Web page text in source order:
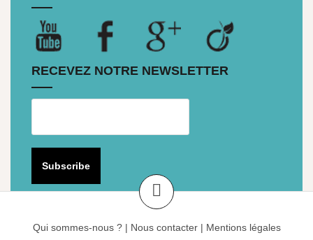
RECEVEZ NOTRE NEWSLETTER
Qui sommes-nous ?| Nous contacter| Mentions légales